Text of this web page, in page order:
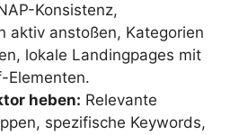
Konsistenz,
aktiv anstoßen, Kategorien
lokale Landingpages mit
Elementen.
heben: Relevante
spezifische Keywords,